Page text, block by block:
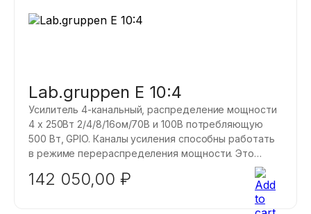
Lab.gruppen E 10:4
Усилитель 4-канальный, распределение мощности
4 x 250Вт 2/4/8/16ом/70В и 100В потребляющую
500 Вт, GPIO. Каналы усиления способны работать
в режиме перераспределения мощности. Это
означает, что имеется номинальная мощность,
которая одинакова для всех каналов усилителя, но
также имеется максимальная мощность, которую
142 050,00 ₽